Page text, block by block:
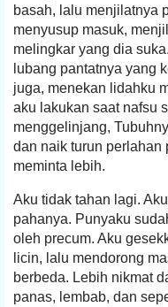
basah, lalu menjilatnya
menyusup masuk,
melingkar yang dia
lubang pantatnya yang
juga, menekan lidahku
aku lakukan saat nafsu
menggelinjang,
dan naik turun perlahan
meminta lebih.
Aku tidak tahan lagi.
pahanya. Punyaku
oleh precum. Aku
licin, lalu mendorong
berbeda. Lebih nikmat
panas, lembab, dan